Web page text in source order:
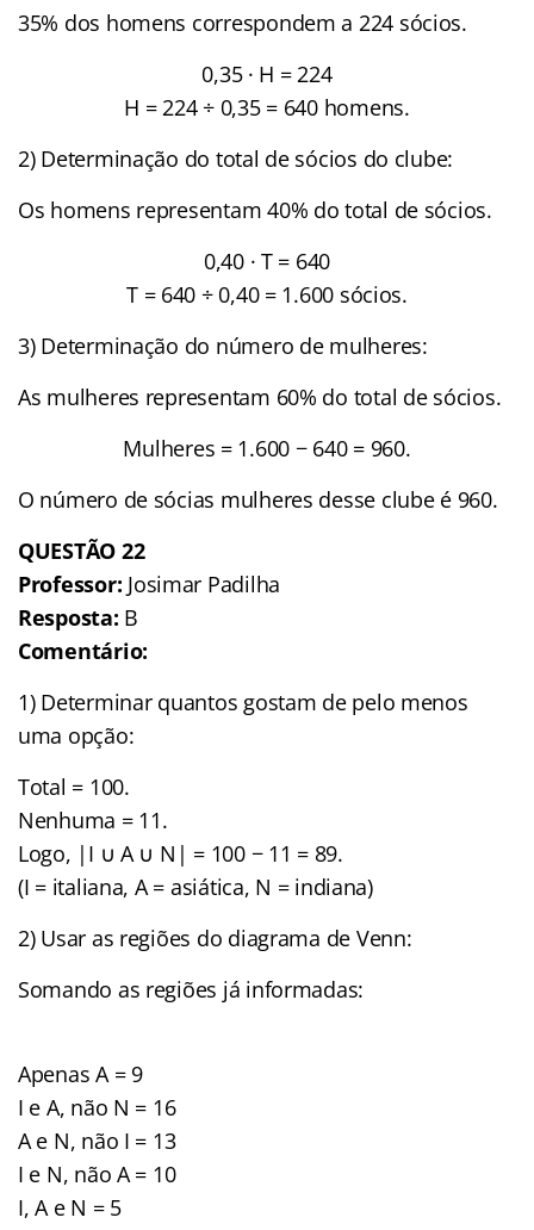
35% dos homens correspondem a 224 sócios.
0,35 · H = 224
H = 224 ÷ 0,35 = 640 homens.
2) Determinação do total de sócios do clube:
Os homens representam 40% do total de sócios.
0,40 · T = 640
T = 640 ÷ 0,40 = 1.600 sócios.
3) Determinação do número de mulheres:
As mulheres representam 60% do total de sócios.
Mulheres = 1.600 − 640 = 960.
O número de sócias mulheres desse clube é 960.
QUESTÃO 22
Professor: Josimar Padilha
Resposta: B
Comentário:
1) Determinar quantos gostam de pelo menos
uma opção:
Total = 100.
Nenhuma = 11.
Logo, |I ∪ A ∪ N| = 100 − 11 = 89.
(I = italiana, A = asiática, N = indiana)
2) Usar as regiões do diagrama de Venn:
Somando as regiões já informadas:
Apenas A = 9
I e A, não N = 16
A e N, não I = 13
I e N, não A = 10
I, A e N = 5